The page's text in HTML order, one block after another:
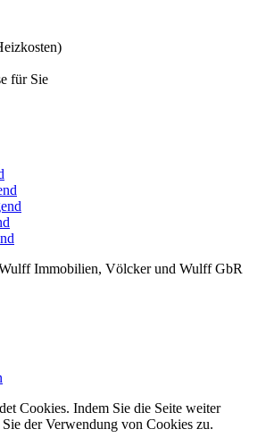
für Sie
Immobilien, Völcker und Wulff GbR
Cookies. Indem Sie die Seite weiter
der Verwendung von Cookies zu.